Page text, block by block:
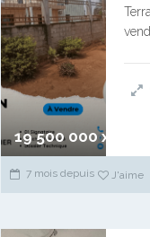
19 500 000 xaf
7 mois depuis J'aime